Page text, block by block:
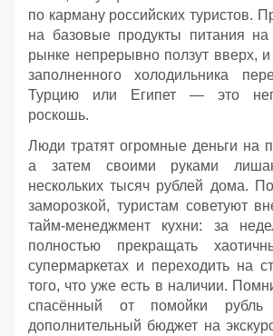
по карману российских туристов.
на базовые продукты питания на
рынке непрерывно ползут вверх,
заполненного холодильника
Турцию или Египет — это
роскошь.
Люди тратят огромные деньги на
а затем своими руками
нескольких тысяч рублей дома.
заморозкой, туристам советуют
тайм-менеджмент кухни: за
полностью прекращать
супермаркетах и переходить на
того, что уже есть в наличии.
спасённый от помойки
дополнительный бюджет на